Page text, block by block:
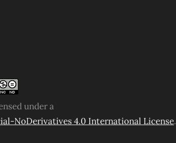
under a
NoDerivatives 4.0 International License.